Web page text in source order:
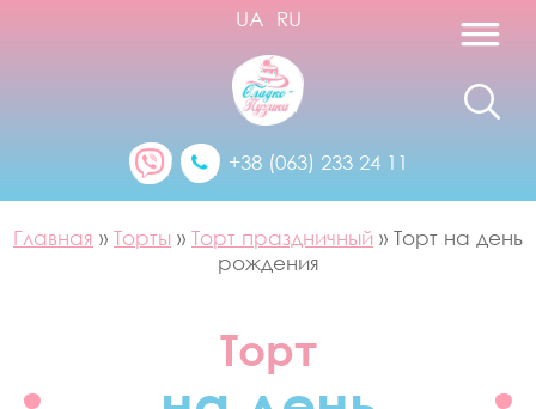
+38 (063) 233 24 11
UA RU
Главная » Торты » Торт праздничный » Торт на день
рождения
Торт